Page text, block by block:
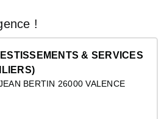
!
& SERVICES
BERTIN 26000 VALENCE